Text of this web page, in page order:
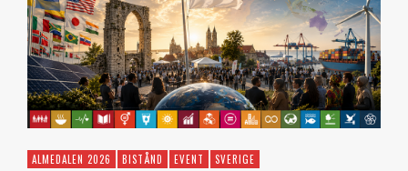
ALMEDALEN 2026 BISTÅND EVENT SVERIGE